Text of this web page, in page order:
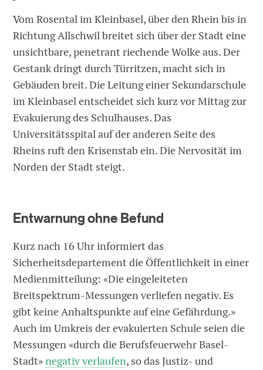
Vom Rosental im Kleinbasel, über den Rhein bis in
Richtung Allschwil breitet sich über der Stadt eine
unsichtbare, penetrant riechende Wolke aus. Der
Gestank dringt durch Türritzen, macht sich in
Gebäuden breit. Die Leitung einer Sekundarschule
im Kleinbasel entscheidet sich kurz vor Mittag zur
Evakuierung des Schulhauses. Das
Universitätsspital auf der anderen Seite des
Rheins ruft den Krisenstab ein. Die Nervosität im
Norden der Stadt steigt.
Entwarnung ohne Befund
Kurz nach 16 Uhr informiert das
Sicherheitsdepartement die Öffentlichkeit in einer
Medienmitteilung: «Die eingeleiteten
Breitspektrum-Messungen verliefen negativ. Es
gibt keine Anhaltspunkte auf eine Gefährdung.»
Auch im Umkreis der evakuierten Schule seien die
Messungen «durch die Berufsfeuerwehr Basel-
Stadt»negativ verlaufen, so das Justiz- und